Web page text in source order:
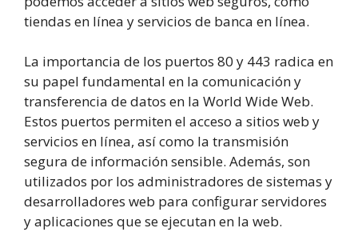
tiendas en línea y servicios de banca en línea.
La importancia de los puertos 80 y 443 radica en
su papel fundamental en la comunicación y
transferencia de datos en la World Wide Web.
Estos puertos permiten el acceso a sitios web y
servicios en línea, así como la transmisión
segura de información sensible. Además, son
utilizados por los administradores de sistemas y
desarrolladores web para configurar servidores
y aplicaciones que se ejecutan en la web.